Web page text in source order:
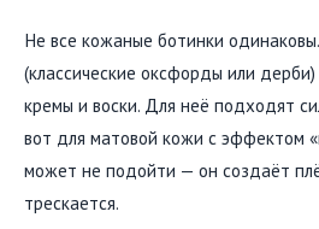
Не все кожаные ботинки
(классические оксфорды или
кремы и воски. Для неё подходят
вот для матовой кожи с эффектом
может не подойти — он создаёт
трескается.